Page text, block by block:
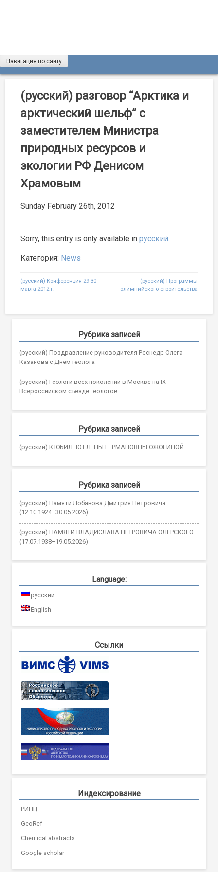
Журнал «Разведка и охрана недр»
Мы рады вас приветствовать на сайте журнала «Разведка
и охрана недр»
Навигация по сайту
(русский) разговор “Арктика и
арктический шельф” с
заместителем Министра
природных ресурсов и
экологии РФ Денисом
Храмовым
Sunday February 26th, 2012
Sorry, this entry is only available in русский.
Категория: News
Post
(русский) Конференция 29-30
марта 2012 г.
(русский) Программы
олимпийского строительства
Рубрика записей
(русский) Поздравление руководителя Роснедр Олега
Казанова с Днем геолога
(русский) Геологи всех поколений в Москве на IX
Всероссийском съезде геологов
Рубрика записей
(русский) К ЮБИЛЕЮ ЕЛЕНЫ ГЕРМАНОВНЫ ОЖОГИНОЙ
Рубрика записей
(русский) Памяти Лобанова Дмитрия Петровича
(12.10.1924–30.05.2026)
(русский) ПАМЯТИ ВЛАДИСЛАВА ПЕТРОВИЧА ОЛЕРСКОГО
(17.07.1938–19.05.2026)
Language:
русский
English
Ссылки
Индексирование
РИНЦ
GeoRef
Chemical abstracts
Google scholar